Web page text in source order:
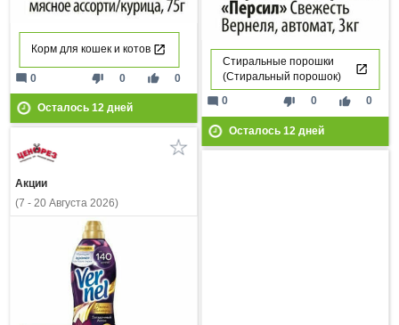
Корм для кошек и котов
thumb_down 0 thumb_up 0
mode_comment 0
Осталось 12дней
Стиральные порошки
(Стиральный порошок)
thumb_down 0 thumb_up 0
mode_comment 0
Осталось 12 дней
Акции
(7 - 20 Августа 2026)